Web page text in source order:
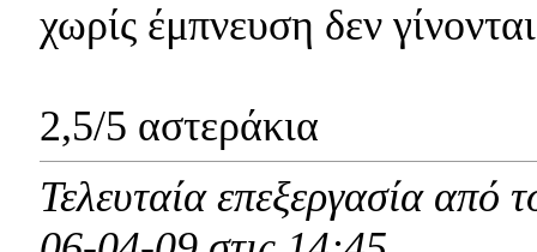
χωρίς έμπνευση δεν
2,5/5 αστεράκια
Τελευταία επεξεργασία